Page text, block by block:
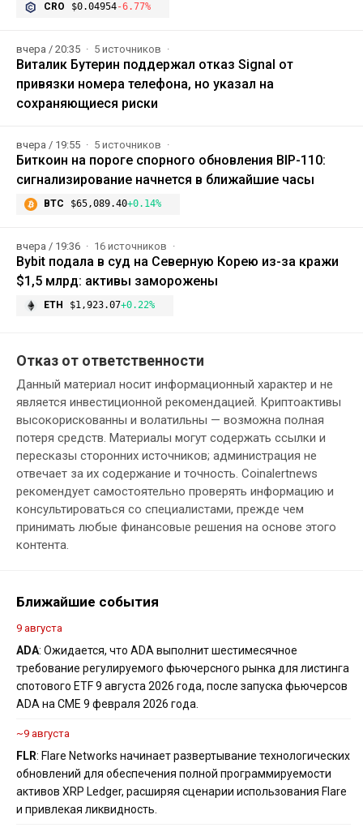
CRO $0.04954-6.77%
вчера / 20:35 5 источников
Виталик Бутерин поддержал отказ Signal от
привязки номера телефона, но указал на
сохраняющиеся риски
вчера / 19:55 5 источников
Биткоин на пороге спорного обновления BIP-110:
сигнализирование начнется в ближайшие часы
BTC $65,089.40+0.14%
вчера / 19:36 16 источников
Bybit подала в суд на Северную Корею из-за кражи
$1,5 млрд: активы заморожены
ETH $1,923.07+0.22%
Отказ от ответственности
Данный материал носит информационный характер и не
является инвестиционной рекомендацией. Криптоактивы
высокорискованны и волатильны — возможна полная
потеря средств. Материалы могут содержать ссылки и
пересказы сторонних источников; администрация не
отвечает за их содержание и точность. Coinalertnews
рекомендует самостоятельно проверять информацию и
консультироваться со специалистами, прежде чем
принимать любые финансовые решения на основе этого
контента.
Ближайшие события
9 августа
ADA: Ожидается, что ADA выполнит шестимесячное
требование регулируемого фьючерсного рынка для листинга
спотового ETF 9 августа 2026 года, после запуска фьючерсов
ADA на CME 9 февраля 2026 года.
~9 августа
FLR: Flare Networks начинает развертывание технологических
обновлений для обеспечения полной программируемости
активов XRP Ledger, расширяя сценарии использования Flare
и привлекая ликвидность.